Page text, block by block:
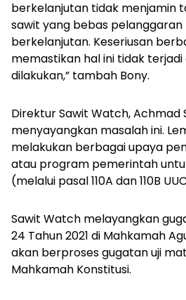
berkelanjutan tidak menjamin
sawit yang bebas
berkelanjutan. Keseriusan
memastikan hal ini tidak
dilakukan,” tambah Bony.
Direktur Sawit Watch, Achmad
menyayangkan masalah ini.
melakukan berbagai upaya
atau program pemerintah
(melalui pasal 110A dan 110B
Sawit Watch melayangkan
24 Tahun 2021 di Mahkamah
akan berproses gugatan uji
Mahkamah Konstitusi.